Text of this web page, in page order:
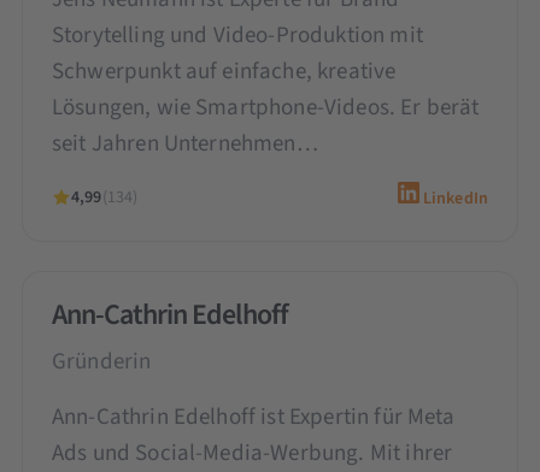
Storytelling und Video-Produktion mit
Schwerpunkt auf einfache, kreative
Lösungen, wie Smartphone-Videos. Er berät
seit Jahren Unternehmen…
4,99(134) LinkedIn
Ann-Cathrin Edelhoff
Gründerin
Ann-Cathrin Edelhoff ist Expertin für Meta
Ads und Social-Media-Werbung. Mit ihrer